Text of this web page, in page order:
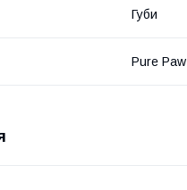
Губи
Pure